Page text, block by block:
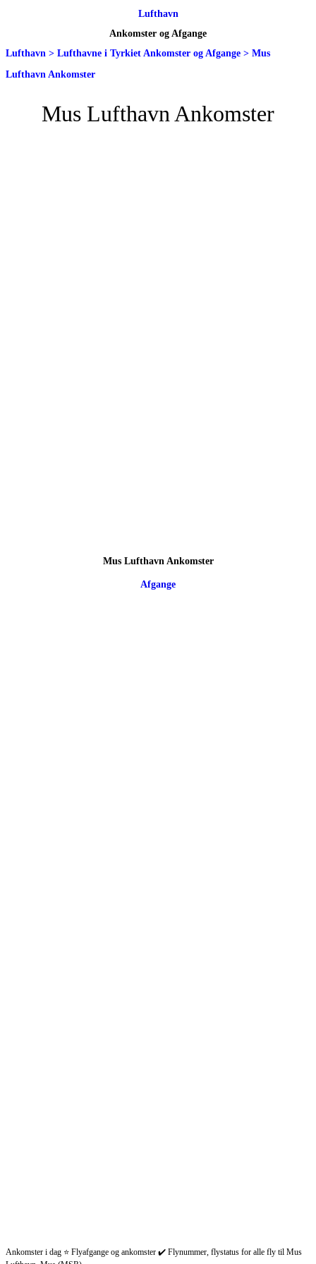
Lufthavn
Ankomster og Afgange
Lufthavn > Lufthavne i Tyrkiet Ankomster og Afgange > Mus
Lufthavn Ankomster
Mus Lufthavn Ankomster
Mus Lufthavn Ankomster
Afgange
Ankomster i dag ⭐ Flyafgange og ankomster ✔️ Flynummer, flystatus for alle fly til Mus